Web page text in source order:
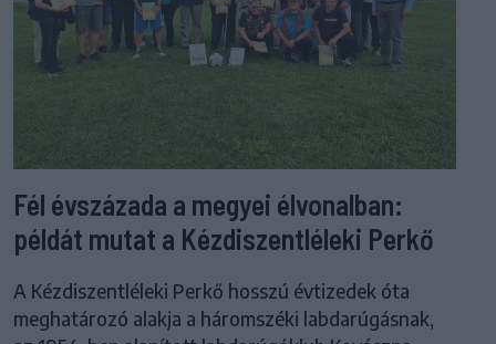
Fél évszázada a megyei élvonalban:
példát mutat a Kézdiszentléleki Perkő
A Kézdiszentléleki Perkő hosszú évtizedek óta
meghatározó alakja a háromszéki labdarúgásnak,